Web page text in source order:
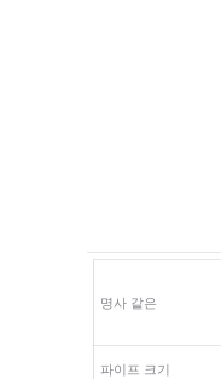
명사 같은
파이프 크기